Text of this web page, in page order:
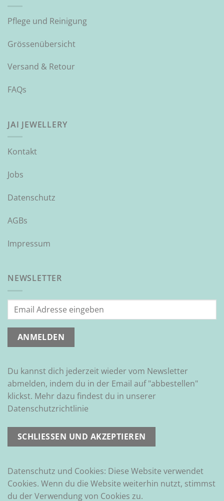
Pflege und Reinigung
Grössenübersicht
Versand & Retour
FAQs
JAI JEWELLERY
Kontakt
Jobs
Datenschutz
AGBs
Impressum
NEWSLETTER
Du kannst dich jederzeit wieder vom Newsletter
abmelden, indem du in der Email auf "abbestellen"
klickst. Mehr dazu findest du in unserer
Datenschutzrichtlinie
Datenschutz und Cookies: Diese Website verwendet
Cookies. Wenn du die Website weiterhin nutzt, stimmst
du der Verwendung von Cookies zu.